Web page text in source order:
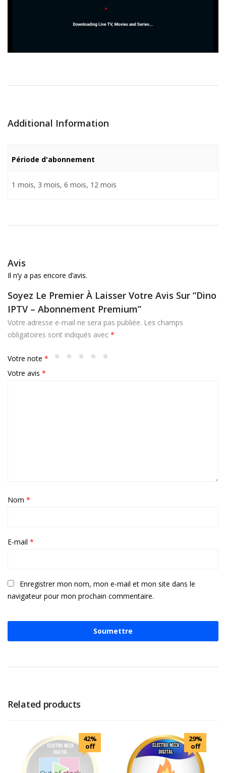
Additional Information
Période d'abonnement
1 mois, 3 mois, 6 mois, 12 mois
Avis
Il n’y a pas encore d’avis.
Soyez Le Premier À Laisser Votre Avis Sur “Dino
IPTV – Abonnement Premium”
Votre adresse e-mail ne sera pas publiée. Les champs
obligatoires sont indiqués avec *
Votre note *
Votre avis *
Nom *
E-mail *
Enregistrer mon nom, mon e-mail et mon site dans le
navigateur pour mon prochain commentaire.
Related products
42%
off
29%
off